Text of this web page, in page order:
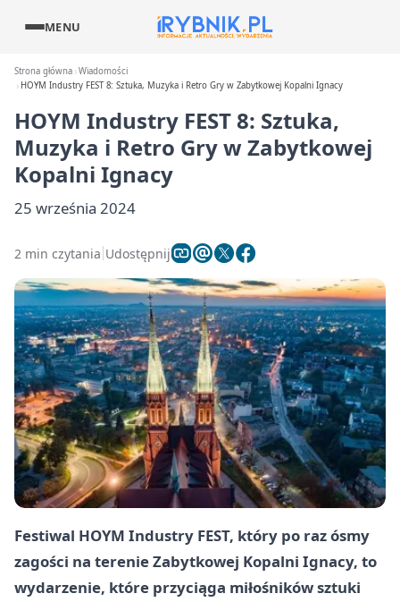
MENU
Strona główna Wiadomości
HOYM Industry FEST 8: Sztuka, Muzyka i Retro Gry w Zabytkowej Kopalni Ignacy
HOYM Industry FEST 8: Sztuka,
Muzyka i Retro Gry w Zabytkowej
Kopalni Ignacy
25 września 2024
2 min czytania Udostępnij
Festiwal HOYM Industry FEST, który po raz ósmy
zagości na terenie Zabytkowej Kopalni Ignacy, to
wydarzenie, które przyciąga miłośników sztuki